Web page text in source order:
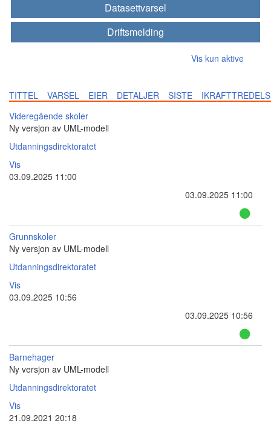
Datasettvarsel
Driftsmelding
Vis kun aktive
TITTEL VARSEL EIER DETALJER SISTE
Videregående skoler
Ny versjon av UML-modell
Utdanningsdirektoratet
Vis
03.09.2025 11:00
03.09.2025 11:00
Grunnskoler
Ny versjon av UML-modell
Utdanningsdirektoratet
Vis
03.09.2025 10:56
03.09.2025 10:56
Barnehager
Ny versjon av UML-modell
Utdanningsdirektoratet
Vis
21.09.2021 20:18